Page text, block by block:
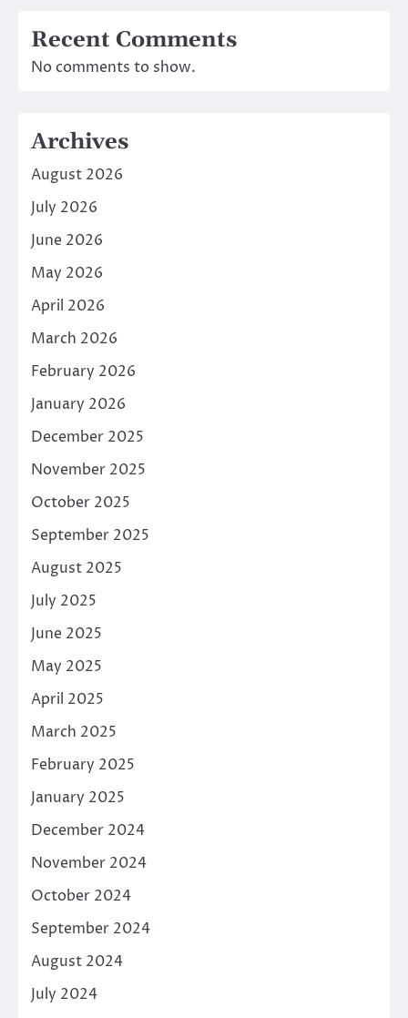
Recent Comments
No comments to show.
Archives
August 2026
July 2026
June 2026
May 2026
April 2026
March 2026
February 2026
January 2026
December 2025
November 2025
October 2025
September 2025
August 2025
July 2025
June 2025
May 2025
April 2025
March 2025
February 2025
January 2025
December 2024
November 2024
October 2024
September 2024
August 2024
July 2024